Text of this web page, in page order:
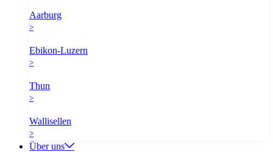
Aarburg
>
Ebikon-Luzern
>
Thun
>
Wallisellen
>
Über uns